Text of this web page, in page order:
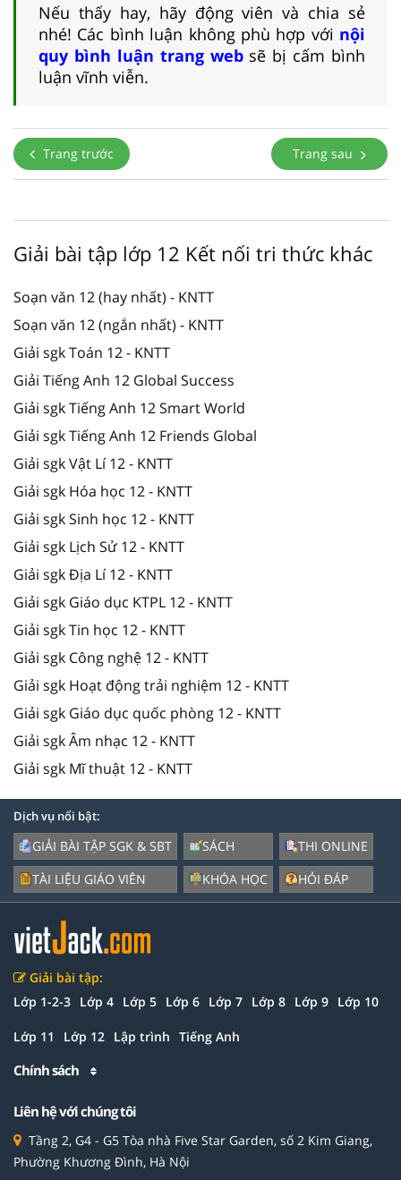
Nếu thấy hay, hãy động viên và chia sẻ
nhé! Các bình luận không phù hợp với nội
quy bình luận trang websẽ bị cấm bình
luận vĩnh viễn.
Trang trước Trang sau
Giải bài tập lớp 12 Kết nối tri thức khác
Soạn văn 12 (hay nhất) - KNTT
Soạn văn 12 (ngắn nhất) - KNTT
Giải sgk Toán 12 - KNTT
Giải Tiếng Anh 12 Global Success
Giải sgk Tiếng Anh 12 Smart World
Giải sgk Tiếng Anh 12 Friends Global
Giải sgk Vật Lí 12 - KNTT
Giải sgk Hóa học 12 - KNTT
Giải sgk Sinh học 12 - KNTT
Giải sgk Lịch Sử 12 - KNTT
Giải sgk Địa Lí 12 - KNTT
Giải sgk Giáo dục KTPL 12 - KNTT
Giải sgk Tin học 12 - KNTT
Giải sgk Công nghệ 12 - KNTT
Giải sgk Hoạt động trải nghiệm 12 - KNTT
Giải sgk Giáo dục quốc phòng 12 - KNTT
Giải sgk Âm nhạc 12 - KNTT
Giải sgk Mĩ thuật 12 - KNTT
Dịch vụ nổi bật:
GIẢI BÀI TẬP SGK & SBT
TÀI LIỆU GIÁO VIÊN
SÁCH
KHÓA HỌC
THI ONLINE
HỎI ĐÁP
Giải bài tập:
Lớp 1-2-3 Lớp 4 Lớp 5 Lớp 6 Lớp 7 Lớp 8 Lớp 9 Lớp 10
Lớp 11 Lớp 12 Lập trình Tiếng Anh
Chính sách
Liên hệ với chúng tôi
Tầng 2, G4 - G5 Tòa nhà Five Star Garden, số 2 Kim Giang,
Phường Khương Đình, Hà Nội